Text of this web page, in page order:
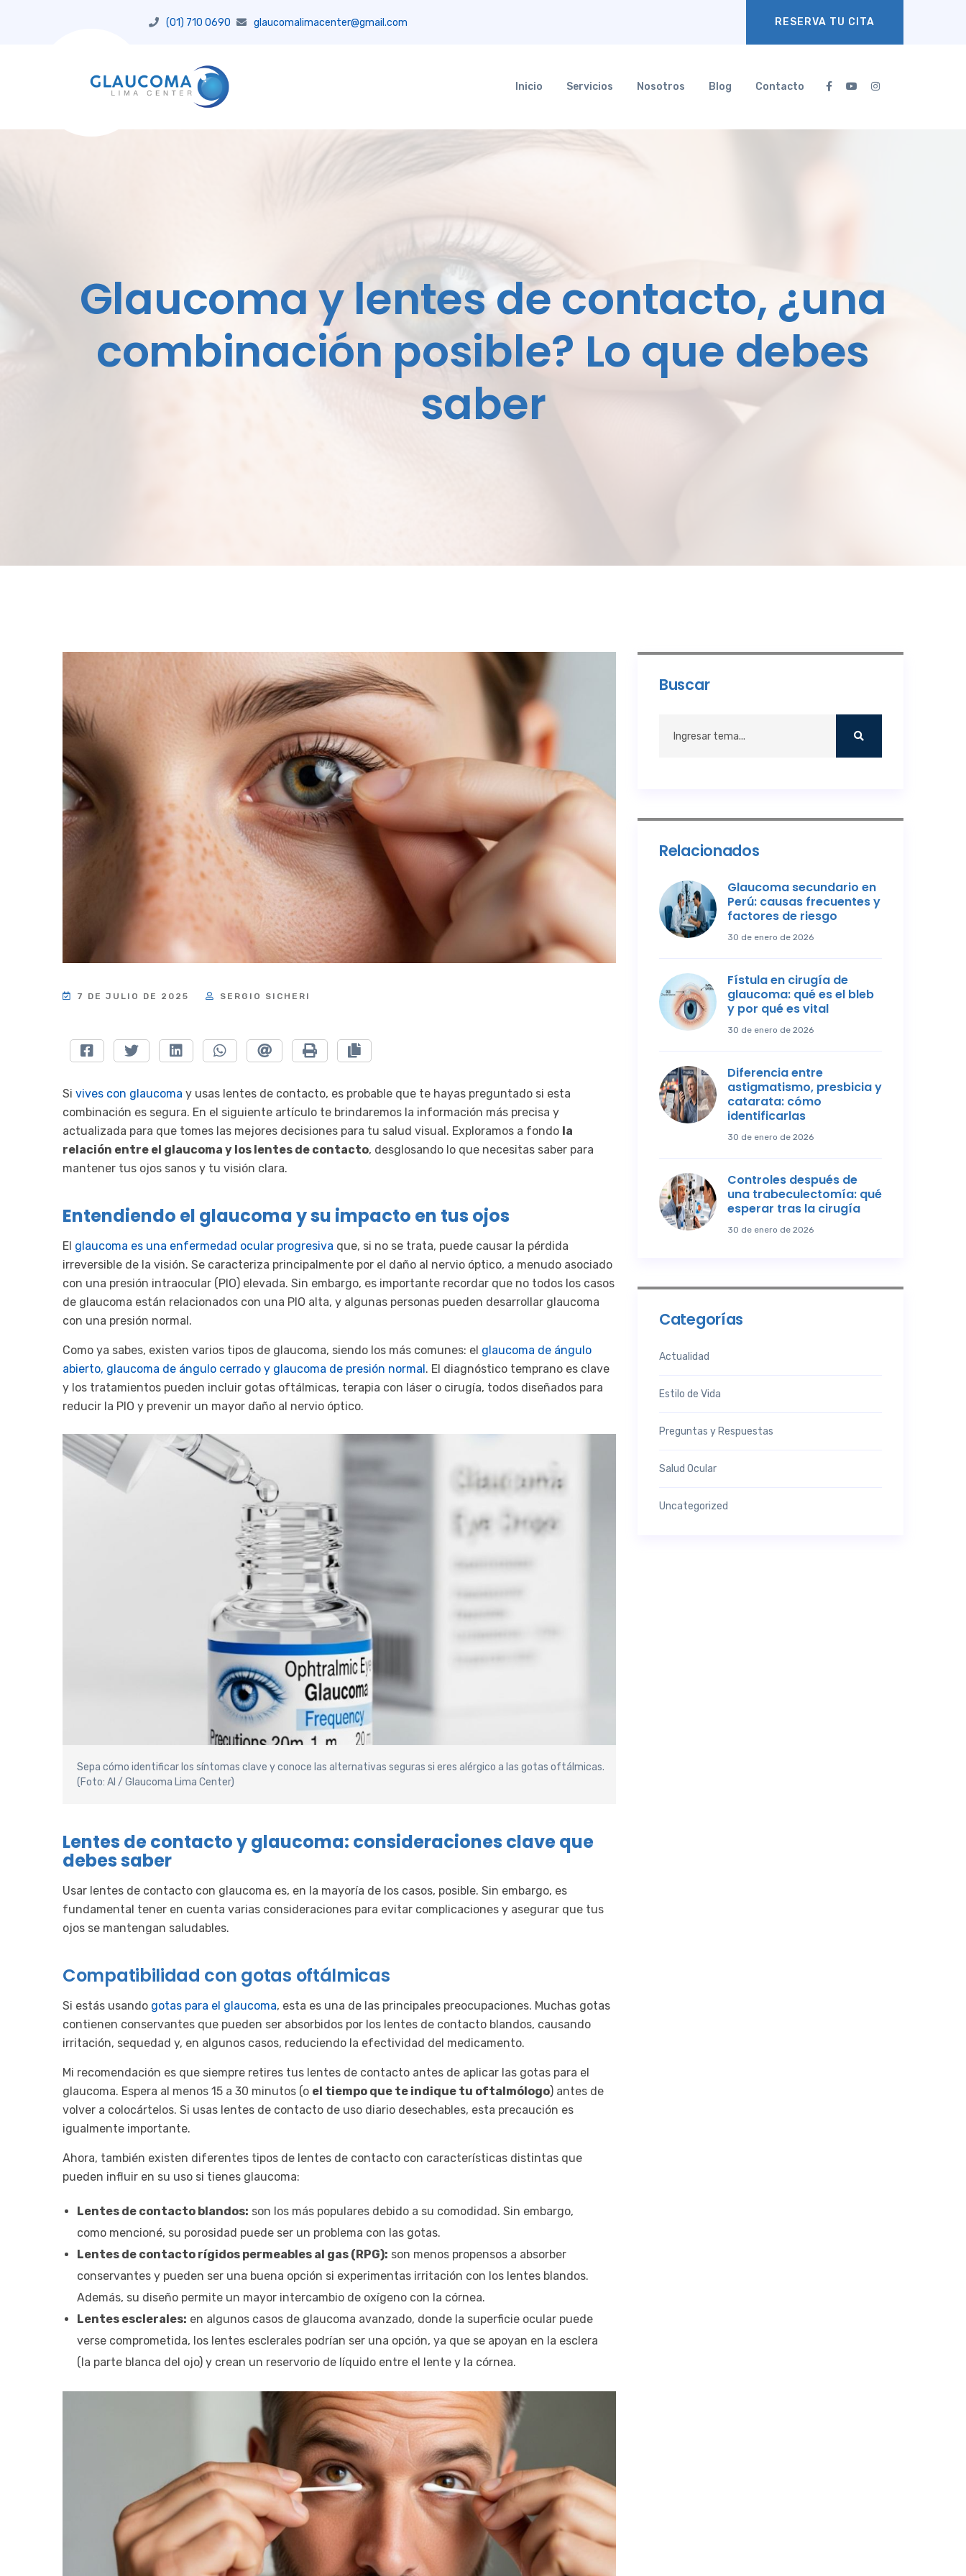
(01) 710 0690 glaucomalimacenter@gmail.com RESERVA TU CITA
Inicio Servicios Nosotros Blog Contacto
Glaucoma y lentes de contacto, ¿una
combinación posible? Lo que debes
saber
7 DE JULIO DE 2025 SERGIO SICHERI
Si vives con glaucoma y usas lentes de contacto, es probable que te hayas preguntado si esta
combinación es segura. En el siguiente artículo te brindaremos la información más precisa y
actualizada para que tomes las mejores decisiones para tu salud visual. Exploramos a fondo la
relación entre el glaucoma y los lentes de contacto, desglosando lo que necesitas saber para
mantener tus ojos sanos y tu visión clara.
Entendiendo el glaucoma y su impacto en tus ojos
El glaucoma es una enfermedad ocular progresiva que, si no se trata, puede causar la pérdida
irreversible de la visión. Se caracteriza principalmente por el daño al nervio óptico, a menudo asociado
con una presión intraocular (PIO) elevada. Sin embargo, es importante recordar que no todos los casos
de glaucoma están relacionados con una PIO alta, y algunas personas pueden desarrollar glaucoma
con una presión normal.
Como ya sabes, existen varios tipos de glaucoma, siendo los más comunes: el glaucoma de ángulo
abierto, glaucoma de ángulo cerrado y glaucoma de presión normal. El diagnóstico temprano es clave
y los tratamientos pueden incluir gotas oftálmicas, terapia con láser o cirugía, todos diseñados para
reducir la PIO y prevenir un mayor daño al nervio óptico.
Sepa cómo identificar los síntomas clave y conoce las alternativas seguras si eres alérgico a las gotas oftálmicas.
(Foto: AI / Glaucoma Lima Center)
Lentes de contacto y glaucoma: consideraciones clave que
debes saber
Usar lentes de contacto con glaucoma es, en la mayoría de los casos, posible. Sin embargo, es
fundamental tener en cuenta varias consideraciones para evitar complicaciones y asegurar que tus
ojos se mantengan saludables.
Compatibilidad con gotas oftálmicas
Si estás usando gotas para el glaucoma, esta es una de las principales preocupaciones. Muchas gotas
contienen conservantes que pueden ser absorbidos por los lentes de contacto blandos, causando
irritación, sequedad y, en algunos casos, reduciendo la efectividad del medicamento.
Mi recomendación es que siempre retires tus lentes de contacto antes de aplicar las gotas para el
glaucoma. Espera al menos 15 a 30 minutos (o el tiempo que te indique tu oftalmólogo) antes de
volver a colocártelos. Si usas lentes de contacto de uso diario desechables, esta precaución es
igualmente importante.
Ahora, también existen diferentes tipos de lentes de contacto con características distintas que
pueden influir en su uso si tienes glaucoma:
Lentes de contacto blandos: son los más populares debido a su comodidad. Sin embargo,
como mencioné, su porosidad puede ser un problema con las gotas.
Lentes de contacto rígidos permeables al gas (RPG): son menos propensos a absorber
conservantes y pueden ser una buena opción si experimentas irritación con los lentes blandos.
Además, su diseño permite un mayor intercambio de oxígeno con la córnea.
Lentes esclerales: en algunos casos de glaucoma avanzado, donde la superficie ocular puede
verse comprometida, los lentes esclerales podrían ser una opción, ya que se apoyan en la esclera
(la parte blanca del ojo) y crean un reservorio de líquido entre el lente y la córnea.
Buscar
Relacionados
Glaucoma secundario en
Perú: causas frecuentes y
factores de riesgo
30 de enero de 2026
Fístula en cirugía de
glaucoma: qué es el bleb
y por qué es vital
30 de enero de 2026
Diferencia entre
astigmatismo, presbicia y
catarata: cómo
identificarlas
30 de enero de 2026
Controles después de
una trabeculectomía: qué
esperar tras la cirugía
30 de enero de 2026
Categorías
Actualidad
Estilo de Vida
Preguntas y Respuestas
Salud Ocular
Uncategorized